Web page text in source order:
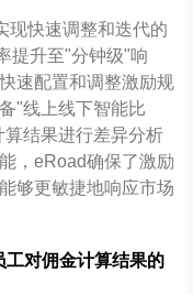
现快速调整和迭代的
提升至"分钟级"响
速配置和调整激励规
"线上线下智能比
结果进行差异分析
，eRoad确保了激励
够更敏捷地响应市场
对佣金计算结果的